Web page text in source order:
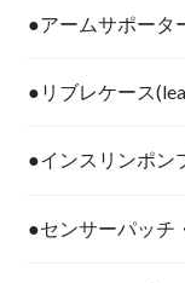
●アームサポータ
●リブレケース
●インスリンポン
●センサーパッチ